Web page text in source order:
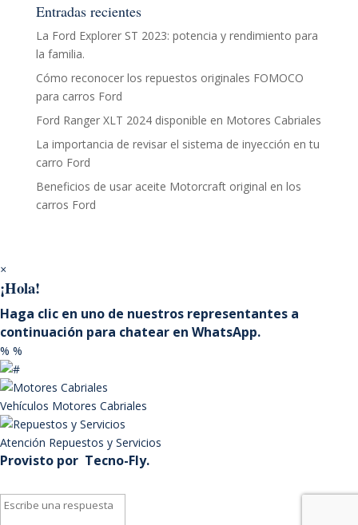
Entradas recientes
La Ford Explorer ST 2023: potencia y rendimiento para
la familia.
Cómo reconocer los repuestos originales FOMOCO
para carros Ford
Ford Ranger XLT 2024 disponible en Motores Cabriales
La importancia de revisar el sistema de inyección en tu
carro Ford
Beneficios de usar aceite Motorcraft original en los
carros Ford
×
¡Hola!
Haga clic en uno de nuestros representantes a
continuación para chatear en WhatsApp.
% %
Vehículos Motores Cabriales
Atención Repuestos y Servicios
Provisto por Tecno-Fly.